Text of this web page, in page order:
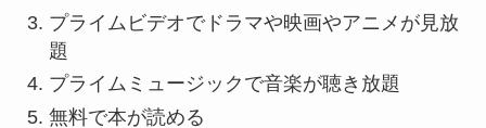
プライムビデオでドラマや映画やアニメが見放
題
プライムミュージックで音楽が聴き放題
無料で本が読める